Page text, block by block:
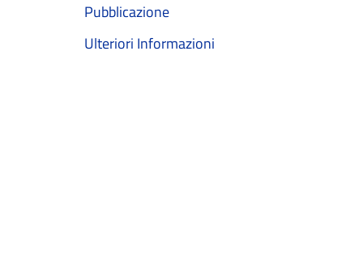
Pubblicazione
Ulteriori Informazioni